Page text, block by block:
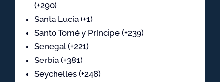
(+290)
Santa Lucía (+1)
Santo Tomé y Príncipe (+239)
Senegal (+221)
Serbia (+381)
Seychelles (+248)